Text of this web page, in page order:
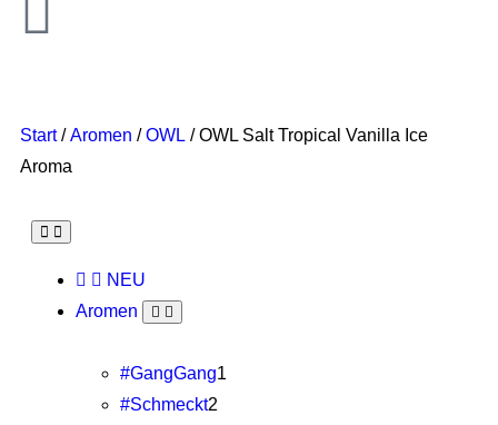
Start/Aromen /OWL / OWL Salt Tropical Vanilla Ice
Aroma
NEU
Aromen
#GangGang1
#Schmeckt2